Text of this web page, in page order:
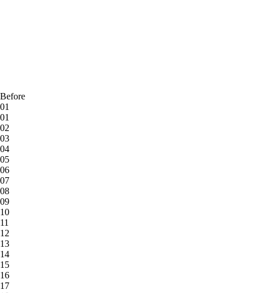
Before
01
01
02
03
04
05
06
07
08
09
10
11
12
13
14
15
16
17